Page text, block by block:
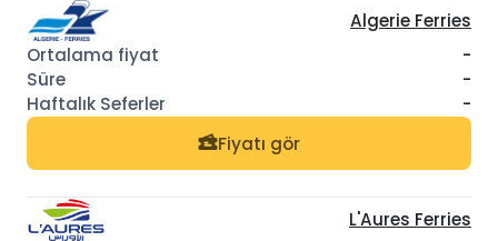
Algerie Ferries
-
-
-
Fiyatı gör
L'Aures Ferries